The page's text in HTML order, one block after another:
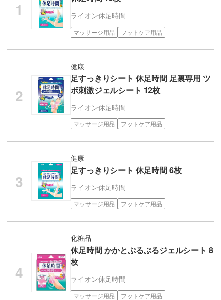
ライオン休足時間
マッサージ用品 フットケア用品
健康
足すっきりシート 休足時間 足裏専用 ツ
ボ刺激ジェルシート 12枚
ライオン休足時間
マッサージ用品 フットケア用品
健康
足すっきりシート 休足時間 6枚
ライオン休足時間
マッサージ用品 フットケア用品
化粧品
休足時間 かかとぷるぷるジェルシート 8
枚
ライオン休足時間
マッサージ用品
フットケア用品